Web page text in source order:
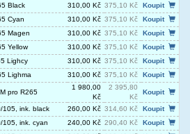
Black
310,00 Kč 375,10 Kč
Koupit
Cyan
310,00 Kč 375,10 Kč
Koupit
Magen
310,00 Kč 375,10 Kč
Koupit
Yellow
310,00 Kč 375,10 Kč
Koupit
Lighcy
310,00 Kč 375,10 Kč
Koupit
Lighma
310,00 Kč 375,10 Kč Koupit
pro R265
1 980,00
Kč
2 395,80
Kč
Koupit
105, ink. black 260,00 Kč 314,60 Kč
Koupit
105, ink. cyan
240,00 Kč 290,40 Kč
Koupit